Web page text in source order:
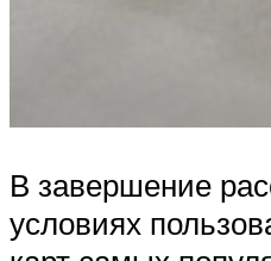
В завершение
условиях